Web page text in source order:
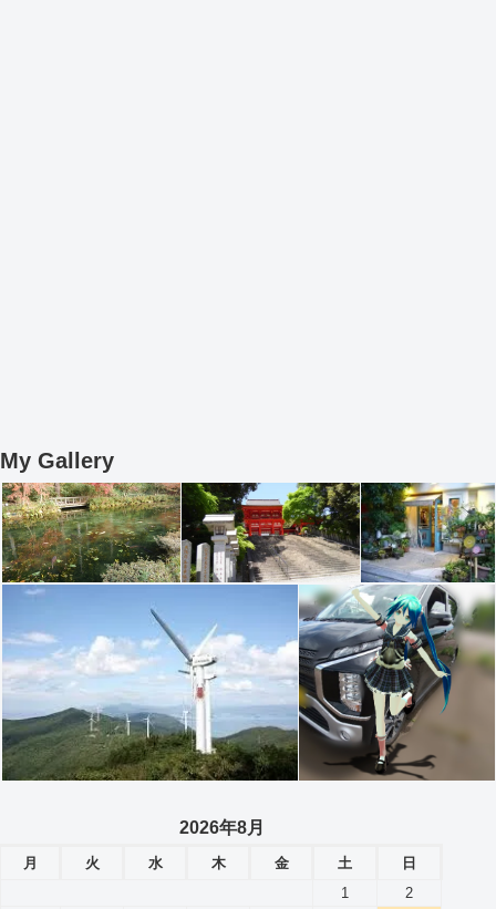
My Gallery
2026年8月
月 火 水 木 金 土
日
1
2